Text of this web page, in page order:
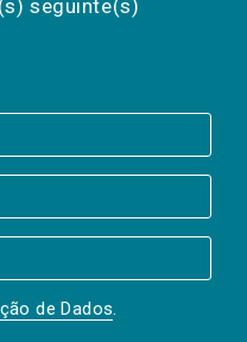
seguinte(s)
de Dados.